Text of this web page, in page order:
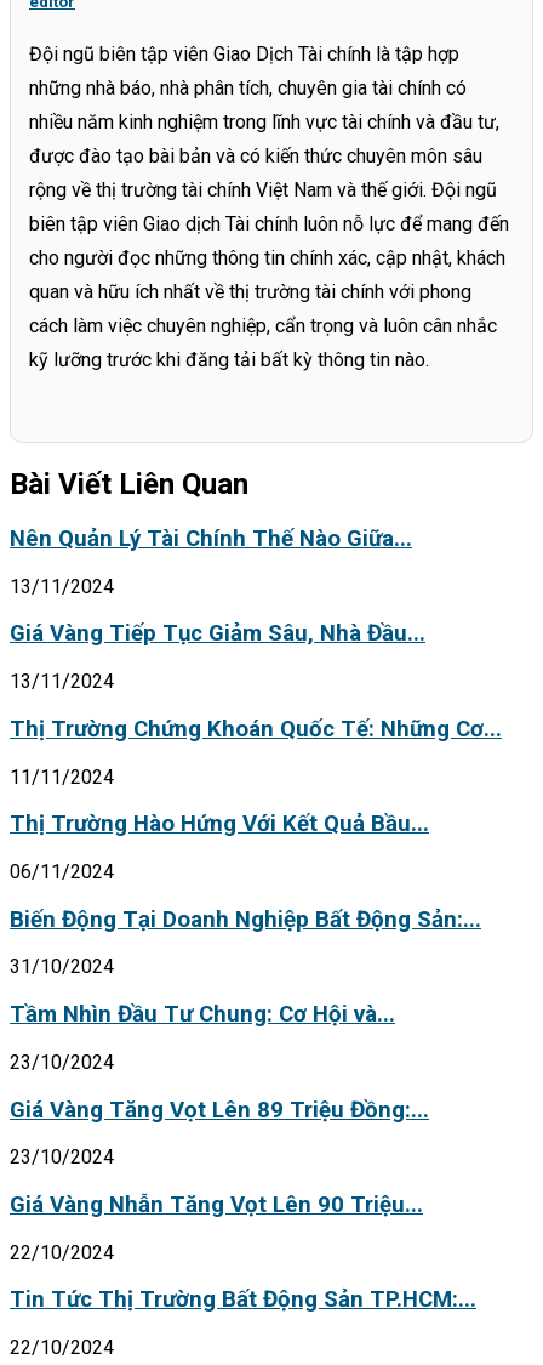
Đội ngũ biên tập viên Giao Dịch Tài chính là tập hợp
những nhà báo, nhà phân tích, chuyên gia tài chính có
nhiều năm kinh nghiệm trong lĩnh vực tài chính và đầu tư,
được đào tạo bài bản và có kiến thức chuyên môn sâu
rộng về thị trường tài chính Việt Nam và thế giới. Đội ngũ
biên tập viên Giao dịch Tài chính luôn nỗ lực để mang đến
cho người đọc những thông tin chính xác, cập nhật, khách
quan và hữu ích nhất về thị trường tài chính với phong
cách làm việc chuyên nghiệp, cẩn trọng và luôn cân nhắc
kỹ lưỡng trước khi đăng tải bất kỳ thông tin nào.
Bài Viết Liên Quan
Nên Quản Lý Tài Chính Thế Nào Giữa...
13/11/2024
Giá Vàng Tiếp Tục Giảm Sâu, Nhà Đầu...
13/11/2024
Thị Trường Chứng Khoán Quốc Tế: Những Cơ...
11/11/2024
Thị Trường Hào Hứng Với Kết Quả Bầu...
06/11/2024
Biến Động Tại Doanh Nghiệp Bất Động Sản:...
31/10/2024
Tầm Nhìn Đầu Tư Chung: Cơ Hội và...
23/10/2024
Giá Vàng Tăng Vọt Lên 89 Triệu Đồng:...
23/10/2024
Giá Vàng Nhẫn Tăng Vọt Lên 90 Triệu...
22/10/2024
Tin Tức Thị Trường Bất Động Sản TP.HCM:...
22/10/2024